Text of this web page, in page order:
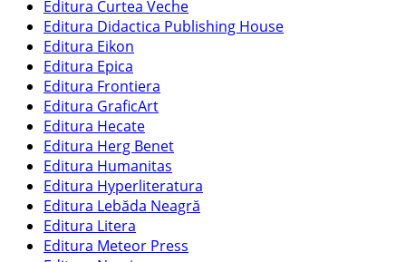
Editura Curtea Veche
Editura Didactica Publishing House
Editura Eikon
Editura Epica
Editura Frontiera
Editura GraficArt
Editura Hecate
Editura Herg Benet
Editura Humanitas
Editura Hyperliteratura
Editura Lebăda Neagră
Editura Litera
Editura Meteor Press